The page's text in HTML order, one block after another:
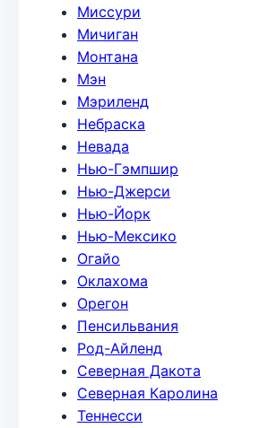
Миссури
Мичиган
Монтана
Мэн
Мэриленд
Небраска
Невада
Нью-Гэмпшир
Нью-Джерси
Нью-Йорк
Нью-Мексико
Огайо
Оклахома
Орегон
Пенсильвания
Род-Айленд
Северная Дакота
Северная Каролина
Теннесси